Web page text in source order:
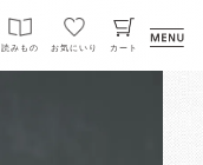
読みもの お気にいり カート